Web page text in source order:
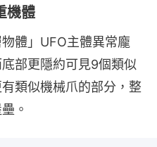
機體
體」UFO主體異常龐
部更隱約可見9個類似
類似機械爪的部分，整
。